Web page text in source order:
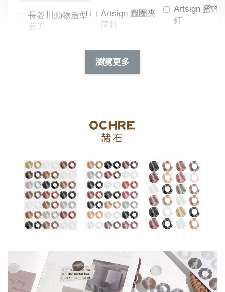
長谷川動物造型
剪刀
Artsign 圓圈夾
圖釘
NT$ 19.00
NT$ 66.00
Artsign 蜜蜂
釘
瀏覽更多